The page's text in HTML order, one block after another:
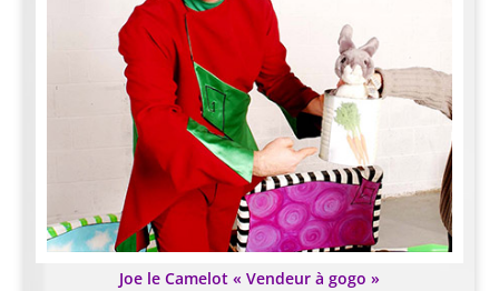
Joe le Camelot « Vendeur à gogo »